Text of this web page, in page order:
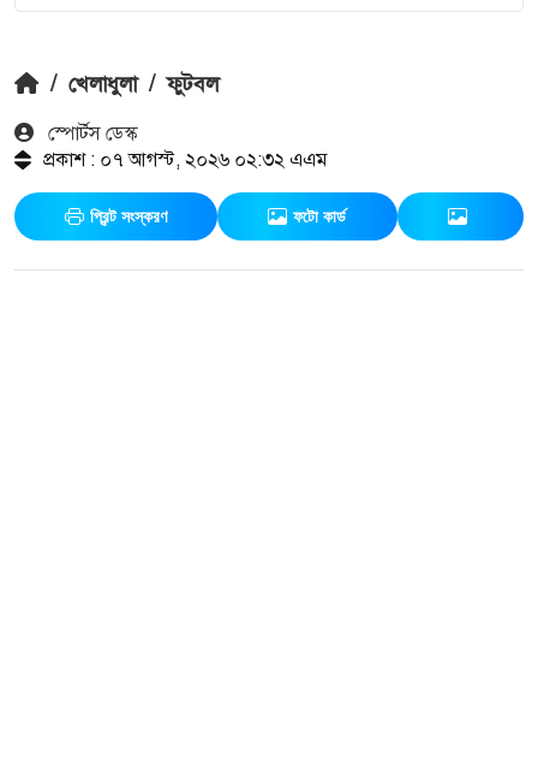
/ খেলাধুলা / ফুটবল
স্পোর্টস ডেস্ক
প্রকাশ : ০৭ আগস্ট, ২০২৬ ০২:৩২ এএম
প্রিন্ট সংস্করণ ফটো কার্ড